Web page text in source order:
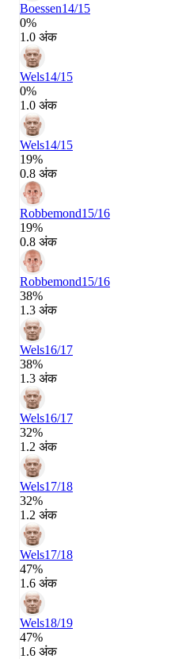
Boessen14/15
0%
1.0 अंक
Wels14/15
0%
1.0 अंक
Wels14/15
19%
0.8 अंक
Robbemond15/16
19%
0.8 अंक
Robbemond15/16
38%
1.3 अंक
Wels16/17
38%
1.3 अंक
Wels16/17
32%
1.2 अंक
Wels17/18
32%
1.2 अंक
Wels17/18
47%
1.6 अंक
Wels18/19
47%
1.6 अंक